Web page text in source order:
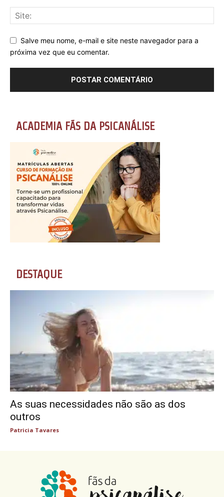
Salve meu nome, e-mail e site neste navegador para a
próxima vez que eu comentar.
ACADEMIA FÃS DA PSICANÁLISE
DESTAQUE
As suas necessidades não são as dos
outros
Patricia Tavares